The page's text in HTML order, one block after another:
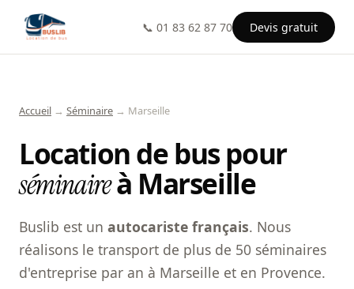
📞 01 83 62 87 70 Devis gratuit
Accueil → Séminaire → Marseille
Location de bus pour
séminaireà Marseille
Buslib est un autocariste français. Nous
réalisons le transport de plus de 50 séminaires
d'entreprise par an à Marseille et en Provence.